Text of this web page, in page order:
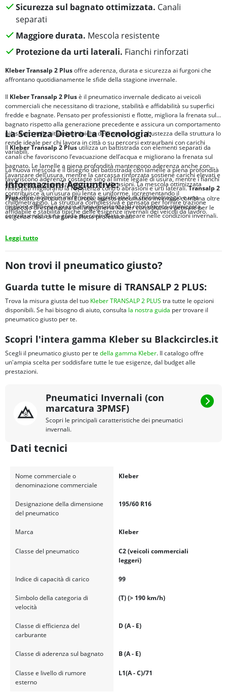
Sicurezza sul bagnato ottimizzata. Canali
separati
Maggiore durata. Mescola resistente
Protezione da urti laterali. Fianchi rinforzati
Kleber Transalp 2 Plusoffre aderenza, durata e sicurezza ai furgoni che
affrontano quotidianamente le sfide della stagione invernale.
Il Kleber Transalp 2 Plusè il pneumatico invernale dedicato ai veicoli
commerciali che necessitano di trazione, stabilità e affidabilità su superfici
fredde e bagnate. Pensato per professionisti e flotte, migliora la frenata sul
bagnato rispetto alla generazione precedente e assicura un comportamento
più sicuro nelle situazioni tipiche dell’inverno. La robustezza della struttura lo
rende ideale per chi lavora in città o su percorsi extraurbani con carichi
variabili.
La nuova mescola e il disegno del battistrada con lamelle a piena profondità
favoriscono aderenza costante sino al limite legale di usura, mentre i fianchi
rinforzati migliorano la resistenza contro abrasioni e urti laterali.Transalp 2
Plusoffre inoltre un incremento significativo di chilometraggio e una
migliore efficienza grazie a una resistenza al rotolamento ottimizzata,
contribuendo a una guida più controllata e lineare nelle condizioni invernali.
La Scienza Dietro La Tecnologia:
IlKleber Transalp 2 Plusutilizza un battistrada con elementi separati da
canali che favoriscono l’evacuazione dell’acqua e migliorano la frenata sul
bagnato. Le lamelle a piena profondità mantengono aderenza anche con
l’avanzare dell’usura, mentre la carcassa rinforzata sostiene carichi elevati e
offre maggiore protezione contro le abrasioni. La mescola ottimizzata
contribuisce a un’usura più lenta e uniforme, incrementando il
chilometraggio. La struttura complessiva è pensata per fornire trazione
affidabile e stabilità tipiche delle esigenze invernali dei veicoli da lavoro.
Informazioni Aggiuntive:
Progettato e prodotto in Europa, questo pneumatico invernale combina oltre
un secolo di esperienza nell’ingegneria Kleber con soluzioni pensate per le
esigenze reali di furgoni e flotte professionali.
Leggi tutto
Non trovi il pneumatico giusto?
Guarda tutte le misure di TRANSALP 2 PLUS:
Trova la misura giusta del tuo Kleber TRANSALP 2 PLUS tra tutte le opzioni
disponibili. Se hai bisogno di aiuto, consulta la nostra guida per trovare il
pneumatico giusto per te.
Scopri l'intera gamma Kleber su Blackcircles.it
Scegli il pneumatico giusto per te della gamma Kleber. Il catalogo offre
un'ampia scelta per soddisfare tutte le tue esigenze, dal budget alle
prestazioni.
Pneumatici Invernali (con
marcatura 3PMSF)
Scopri le principali caratteristiche dei pneumatici
invernali.
Dati tecnici
Nome commerciale o
denominazione commerciale
Kleber
Designazione della dimensione
del pneumatico
195/60 R16
Marca Kleber
Classe del pneumatico
C2 (veicoli commerciali
leggeri)
Indice di capacità di carico 99
Simbolo della categoria di
velocità
(T) (> 190 km/h)
Classe di efficienza del
carburante
D (A - E)
Classe di aderenza sul bagnato B (A - E)
Classe e livello di rumore
esterno
L1(A - C)/71